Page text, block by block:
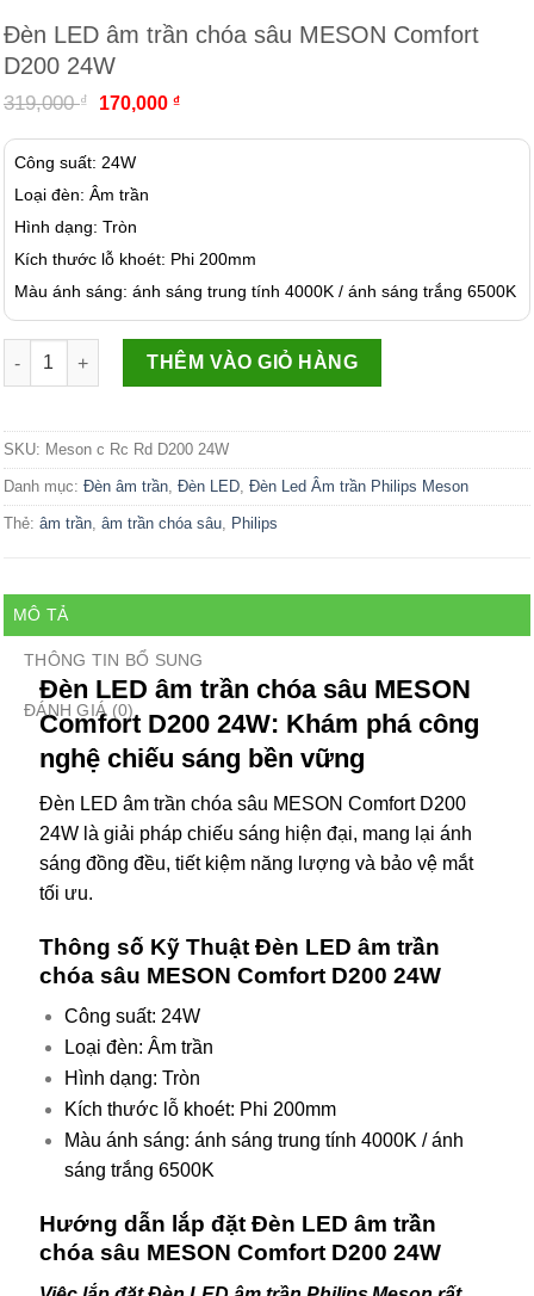
Đèn LED âm trần chóa sâu MESON Comfort
D200 24W
319,000₫
Giá
là:
319,000 ₫.
170,000₫Giá
tại
Công suất: 24W
Loại đèn: Âm trần
Hình dạng: Tròn
Kích thước lỗ khoét: Phi 200mm
Màu ánh sáng: ánh sáng trung tính 4000K / ánh sáng trắng 6500K
Số lượng
THÊM VÀO GIỎ HÀNG
SKU: Meson c Rc Rd D200 24W
Danh mục: Đèn âm trần Đèn LED Đèn Led Âm trần Philips Meson
Thẻ: âm trần âm trần chóa sâu Philips
MÔ TẢ
THÔNG TIN BỔ SUNG
ĐÁNH GIÁ (0)
Đèn LED âm trần chóa sâu MESON
Comfort D200 24W: Khám phá công
nghệ chiếu sáng bền vững
Đèn LED âm trần chóa sâu MESON Comfort D200
24W là giải pháp chiếu sáng hiện đại, mang lại ánh
sáng đồng đều, tiết kiệm năng lượng và bảo vệ mắt
tối ưu.
Thông số Kỹ Thuật Đèn LED âm trần
chóa sâu MESON Comfort D200 24W
Công suất: 24W
Loại đèn: Âm trần
Hình dạng: Tròn
Kích thước lỗ khoét: Phi 200mm
Màu ánh sáng: ánh sáng trung tính 4000K / ánh
sáng trắng 6500K
Hướng dẫn lắp đặt Đèn LED âm trần
chóa sâu MESON Comfort D200 24W